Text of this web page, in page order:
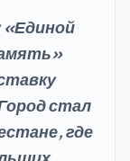
«Единой
стал
где